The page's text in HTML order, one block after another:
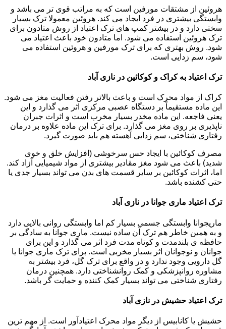
هروئین از مشتقات مورفین است که به مراتب قوی تر می باشد و
وابستگی بیشتری در فرد ایجاد می کند. هروئین معمولا ترک بسیار
سختی دارد و در بیشتر کمپ های ترک اعتیاد از روش متادون برای
ترک هروئین استفاده می شود. اما متادون خود باعث اعتیاد می
شود. روش بهتری که برای ترک مورفین و هروئین استفاده می
شود، سم زدایی است.
ترک اعتیاد به کراک و کوکائین در نازی آباد
کراک از مواد محرک است و باعث بالاتر رفتن فعالیت مغز می شود.
این ماده مستقیماً بر دستگاه عصبی مرکزی اثر می گذارد و این
یعنی فاجعه. این ماده مخدر بسیار مخرب است و اثرات جبران
ناپذیری بر روی مغز می گذارد. برای ترک این ماده علاوه بر درمان
رفتاری شناختی، سم زدایی آهسته هم باید صورت گیرد.
مصرف کوکائین با ایجاد حس سرخوشی (افزایش خلق و خوی
شدید) باعث می شود مغز مقادیر بیشتری از مواد شیمیایی آزاد کند.
اما، اثرات کوکائین بر سایر قسمت های بدن می تواند بسیار جدی یا
حتی کشنده باشد.
ترک اعتیاد ماری جوانا در نازی آباد
ماریجوانا وابستگی جسمی بسیار کم اما وابستگی روانی بالایی دارد
و به همین خاطر هم ترک آن ساده نیست. ماری جوانا به سادگی بر
حافظه ی بلندمدت و کوتاه مدت فرد اثر می گذارد و این برای
جوانان و نوجوانان اثر بسیار مخربی است. برای ترک ماری جوانا یا
گل دارویی وجود ندارد و در واقع برای ترک گل، فرد بیشتر به
مشاوره روانپزشکی و کمک روانشناختی دارد. همچنین درمان
رفتاری شناختی می تواند بسیار کمک کننده و حمایت گر باشد.
ترک اعتیاد حشیش در نازی آباد
حشیش یا کانابیس از دیگر مواد محرک اعتیادآور است. از مهم ترین